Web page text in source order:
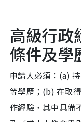
高級行政
條件及學
申請人必須：(a)
等學歷；(b) 在取
作經驗，其中具備